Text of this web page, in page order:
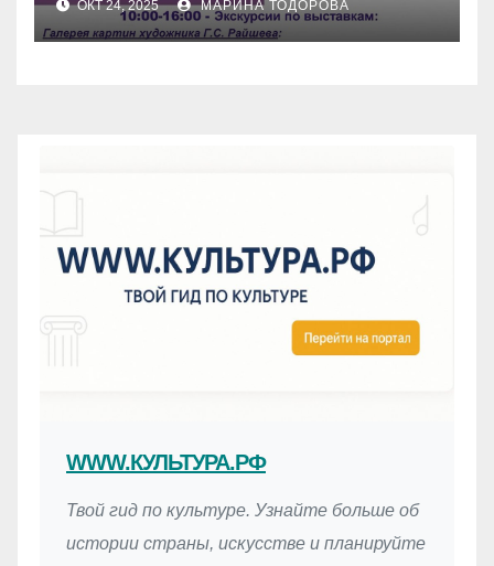
WWW.КУЛЬТУРА.РФ
Твой гид по культуре. Узнайте больше об
истории страны, искусстве и планируйте
ОКТ 24, 2025 МАРИНА ТОДОРОВА